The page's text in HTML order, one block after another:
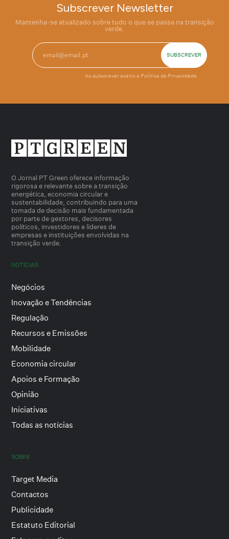
Subscrever Newsletter
Mantenha-se atualizado sobre tudo o que se passa na transição
verde.
Ao subscrever aceito a Política de Privacidade
O Jornal PT Green oferece informação
rigorosa e relevante sobre a transição
energética, economia circular e
sustentabilidade, contribuindo para uma
tomada de decisão mais fundamentada
por parte de gestores, decisores
políticos, investidores e líderes de
empresas e instituições envolvidas na
transição verde.
NOTÍCIAS
Negócios
Inovação e Tendências
Regulação
Recursos e Emissões
Mobilidade
Economia circular
Apoios e Formação
Opinião
Iniciativas
Todas as notícias
SOBRE
Target Media
Contactos
Publicidade
Estatuto Editorial